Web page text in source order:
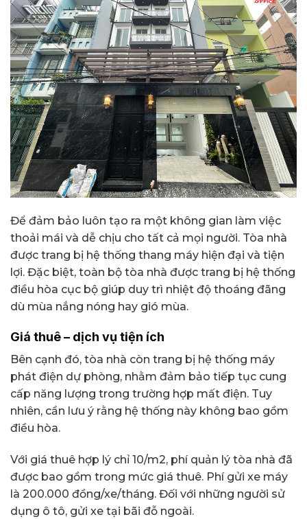
Để đảm bảo luôn tạo ra một không gian làm việc
thoải mái và dễ chịu cho tất cả mọi người. Tòa nhà
được trang bị hệ thống thang máy hiện đại và tiện
lợi. Đặc biệt, toàn bộ tòa nhà được trang bị hệ thống
điều hòa cục bộ giúp duy trì nhiệt độ thoáng đãng
dù mùa nắng nóng hay gió mùa.
Giá thuê – dịch vụ tiện ích
Bên cạnh đó, tòa nhà còn trang bị hệ thống máy
phát điện dự phòng, nhằm đảm bảo tiếp tục cung
cấp năng lượng trong trường hợp mất điện. Tuy
nhiên, cần lưu ý rằng hệ thống này không bao gồm
điều hòa.
Với giá thuê hợp lý chỉ 10/m2, phí quản lý tòa nhà đã
được bao gồm trong mức giá thuê. Phí gửi xe máy
là 200.000 đồng/xe/tháng. Đối với những người sử
dụng ô tô, gửi xe tại bãi đỗ ngoài.